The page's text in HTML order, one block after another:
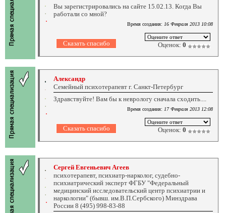
Вы зарегистрировались на сайте 15.02.13. Когда Вы
работали со мной?
Время создания: 16 Февраля 2013 10:08
Оценок: 0
Александр
Семейный психотерапевт г. Санкт-Петербург
Здравствуйте! Вам бы к неврологу сначала сходить....
Время создания: 17 Февраля 2013 12:08
Оценок: 0
Сергей Евгеньевич Агеев
психотерапевт, психиатр-нарколог, судебно-
психиатрический эксперт ФГБУ "Федеральный
медицинский исследовательский центр психиатрии и
наркологии" (бывш. им.В.П.Сербского) Минздрава
России 8 (495) 998-83-88